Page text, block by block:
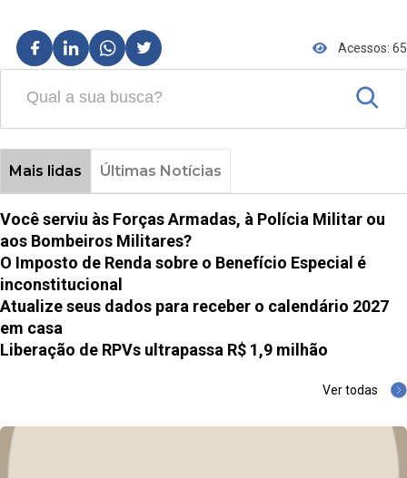
Acessos: 65
Mais lidas Últimas Notícias
Você serviu às Forças Armadas, à Polícia Militar ou
aos Bombeiros Militares?
O Imposto de Renda sobre o Benefício Especial é
inconstitucional
Atualize seus dados para receber o calendário 2027
em casa
Liberação de RPVs ultrapassa R$ 1,9 milhão
Ver todas